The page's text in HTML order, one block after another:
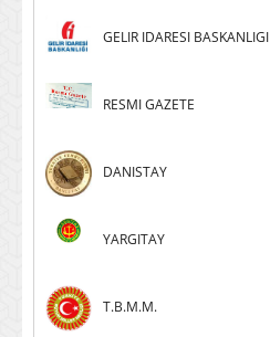
GELIR IDARESI BASKANLIGI
RESMI GAZETE
DANISTAY
YARGITAY
T.B.M.M.